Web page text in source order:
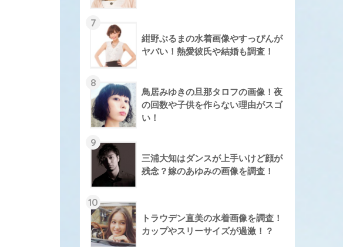
7
紺野ぶるまの水着画像やすっぴんが
ヤバい！熱愛彼氏や結婚も調査！
8
鳥居みゆきの旦那タロフの画像！夜
の回数や子供を作らない理由がスゴ
い！
9
三浦大知はダンスが上手いけど顔が
残念？嫁のあゆみの画像を調査！
10
トラウデン直美の水着画像を調査！
カップやスリーサイズが過激！？